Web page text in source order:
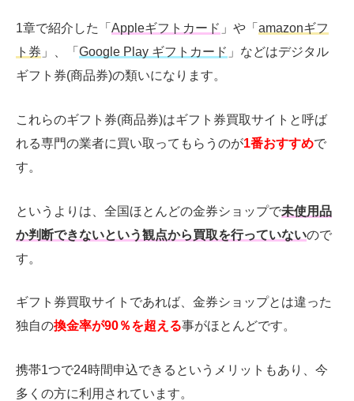
1章で紹介した「 Appleギフトカード 」や「 amazonギフ
ト券 」、「 Google Play ギフトカード 」などはデジタル
ギフト券(商品券)の類いになります。
これらのギフト券(商品券)はギフト券買取サイトと呼ば
れる専門の業者に買い取ってもらうのが1番おすすめで
す。
というよりは、全国ほとんどの金券ショップで未使用品
か判断できないという観点から買取を行っていないので
す。
ギフト券買取サイトであれば、金券ショップとは違った
独自の換金率が90％を超える事がほとんどです。
携帯1つで24時間申込できるというメリットもあり、今
多くの方に利用されています。